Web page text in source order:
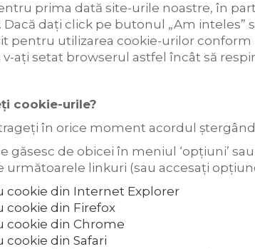
prima dată site-urile noastre, în
Dacă dați click pe butonul „Am
pentru utilizarea cookie-urilor
ați setat browserul astfel încât să
cookie-urile?
în orice moment acordul
găsesc de obicei în meniul ‘opțiuni’
următoarele linkuri (sau accesați
cookie din Internet Explorer
cookie din Firefox
cookie din Chrome
cookie din Safari